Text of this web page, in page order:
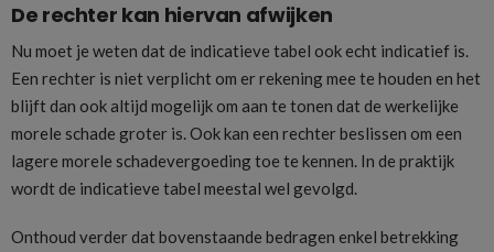
De rechter kan hiervan afwijken
Nu moet je weten dat de indicatieve tabel ook echt indicatief is.
Een rechter is niet verplicht om er rekening mee te houden en het
blijft dan ook altijd mogelijk om aan te tonen dat de werkelijke
morele schade groter is. Ook kan een rechter beslissen om een
lagere morele schadevergoeding toe te kennen. In de praktijk
wordt de indicatieve tabel meestal wel gevolgd.
Onthoud verder dat bovenstaande bedragen enkel betrekking